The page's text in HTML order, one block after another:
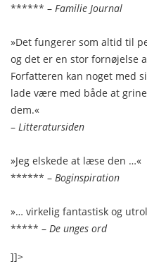
****** – Familie Journal
»Det fungerer som altid til
og det er en stor fornøjelse
Forfatteren kan noget med
lade være med både at
dem.«
– Litteratursiden
»Jeg elskede at læse den …«
****** – Boginspiration
»… virkelig fantastisk og
***** – De unges ord
]]>